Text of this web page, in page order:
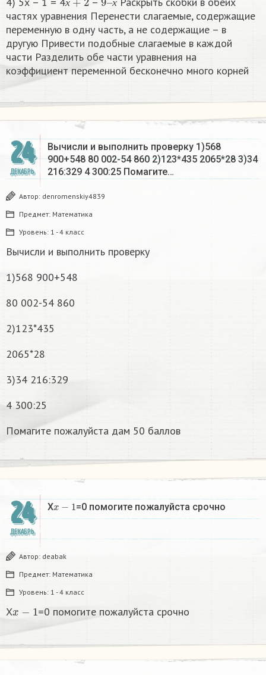
х х
частях уравнения Перенести слагаемые, содержащие
переменную в одну часть, а не содержащие – в
другую Привести подобные слагаемые в каждой
части Разделить обе части уравнения на
коэффициент переменной бесконечно много корней​
24
ДЕКАБРЬ
Вычисли и выполнить проверку 1)568
900+548 80 002-54 860 2)123*435 2065*28 3)34
216:329 4 300:25 Помагите…
Автор: denromenskiy4839
Предмет: Математика
Уровень: 1 - 4 класс
Вычисли и выполнить проверку
1)568 900+548
80 002-54 860
2)123*435
2065*28
3)34 216:329
4 300:25
Помагите пожалуйста дам 50 баллов
24
ДЕКАБРЬ
Xx−1 =0 помогите пожалуйста срочно
Автор: deabak
Предмет: Математика
Уровень: 1 - 4 класс
X =0 помогите пожалуйста срочно